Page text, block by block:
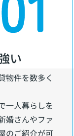
い
物件を数多く
一人暮らしを
婚さんやファ
のご紹介が可